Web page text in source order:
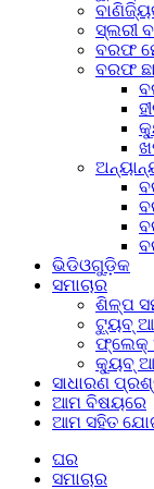
ସ୍ଲରୀ
ବରଫ
ବରଫ
ଭିଡିଓଗୁଡ଼ିକ
ସମାଚାର
ଶିଳ୍ପ
ଟ୍ୟୁବ୍
ଫ୍ଲେକ୍
କ୍ୟୁବ୍
ସାଧାରଣ
ଆମ ବିଷୟରେ
ଆମ ସହିତ
ଘର
ସମାଚାର